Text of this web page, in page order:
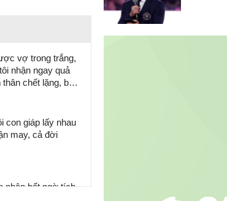
vợ trong trắng,
nhận ngay quả
thân chết lặng, bẽ
con giáp lấy nhau
may, cả đời
nhận bất ngờ tích